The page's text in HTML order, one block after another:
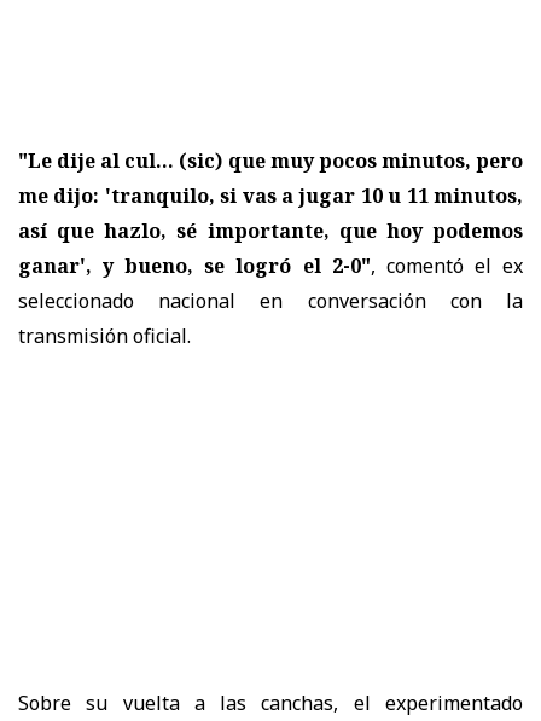
"Le dije al cul... (sic) que muy pocos minutos, pero
me dijo: 'tranquilo, si vas a jugar 10 u 11 minutos,
así que hazlo, sé importante, que hoy podemos
ganar', y bueno, se logró el 2-0", comentó el ex
seleccionado nacional en conversación con la
transmisión oficial.
Sobre su vuelta a las canchas, el experimentado